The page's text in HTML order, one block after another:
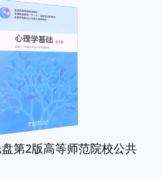
第2版高等师范院校公共